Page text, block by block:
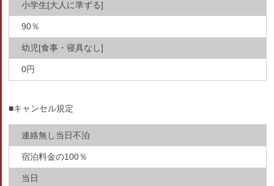
小学生[大人に準ずる]
90％
幼児[食事・寝具なし]
0円
■キャンセル規定
連絡無し当日不泊
宿泊料金の100％
当日